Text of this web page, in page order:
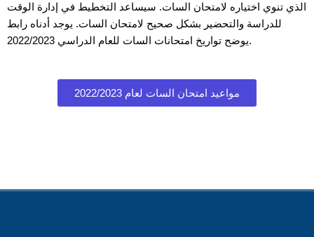
الذي تنوي اختياره لامتحان السات. سيساعد التخطيط في إدارة الوقت
للدراسة والتحضير بشكل صحيح لامتحان السات. يوجد أدناه رابط
يوضح تواريخ امتحانات السات للعام الدراسي 2022/2023.
مواعيد امتحان السات لعام 2022/2023